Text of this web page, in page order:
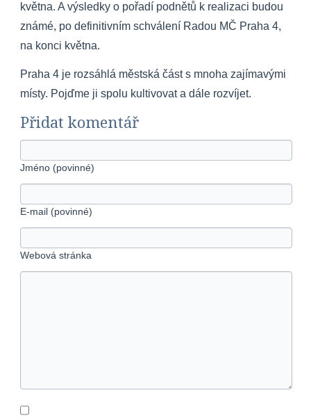
května. A výsledky o pořadí podnětů k realizaci budou
známé, po definitivním schválení Radou MČ Praha 4,
na konci května.
Praha 4 je rozsáhlá městská část s mnoha zajímavými
místy. Pojďme ji spolu kultivovat a dále rozvíjet.
Přidat komentář
Jméno (povinné)
E-mail (povinné)
Webová stránka